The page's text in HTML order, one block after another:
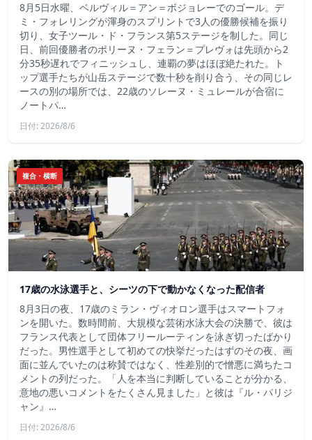
8月5日水曜、ベルヴィル＝アン＝ボジョレーでのゴール。デ
ミ・フォレリングが渾身のスプリントで3人の優勝候補を振り
切り、女子ツール・ド・フランス第5ステージを制した。同じ
日、前回優勝者のポリーヌ・フェラン＝プレヴォは先頭から2
分35秒遅れでフィニッシュし、連覇の夢はほぼ絶たれた。ト
ップ選手たちが山岳ステージで数十秒を削り合う、その同じレ
ースの別の場所では、22歳のソレーヌ・ミュレールが合宿に
ノートパ…
日付: 2026/8/6
複合・横断
17歳の水泳選手と、シーツの下で動かなくなった配信者
8月3日の夜、17歳のミラン・ヴィオロン選手はスマートフォ
ンを開いた。数時間前、大規模な芸術水泳大会の決勝で、彼は
フランス代表として団体フリールーティンを泳ぎ切ったばかり
だった。男性選手として初めての快挙だったはずのその夜、画
面に並んでいたのは称賛ではなく、性差別的で憎悪に満ちたコ
メントの列だった。「人を本当に判断していることが分かる、
意地の悪いコメントをたくさん見ました」と彼は『ル・パリジ
ャン』…
日付: 2026/8/6